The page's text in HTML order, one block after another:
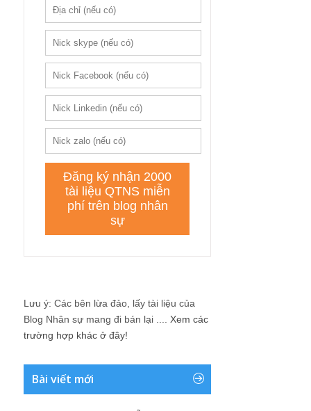
Lưu ý: Các bên lừa đảo, lấy tài liệu của
Blog Nhân sự mang đi bán lại .... Xem các
trường hợp khác ở đây!
Bài viết mới